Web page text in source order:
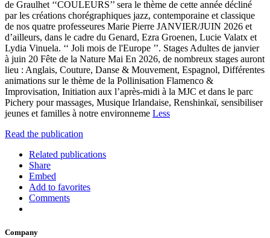
de Graulhet ‘‘COULEURS’’ sera le thème de cette année décliné
par les créations chorégraphiques jazz, contemporaine et classique
de nos quatre professeures Marie Pierre JANVIER/JUIN 2026 et
d’ailleurs, dans le cadre du Genard, Ezra Groenen, Lucie Valatx et
Lydia Vinuela. ‘‘ Joli mois de l'Europe ’’. Stages Adultes de janvier
à juin 20 Fête de la Nature Mai En 2026, de nombreux stages auront
lieu : Anglais, Couture, Danse & Mouvement, Espagnol, Différentes
animations sur le thème de la Pollinisation Flamenco &
Improvisation, Initiation aux l’après-midi à la MJC et dans le parc
Pichery pour massages, Musique Irlandaise, Renshinkaï, sensibiliser
jeunes et familles à notre environneme Less
Read the publication
Related publications
Share
Embed
Add to favorites
Comments
Company